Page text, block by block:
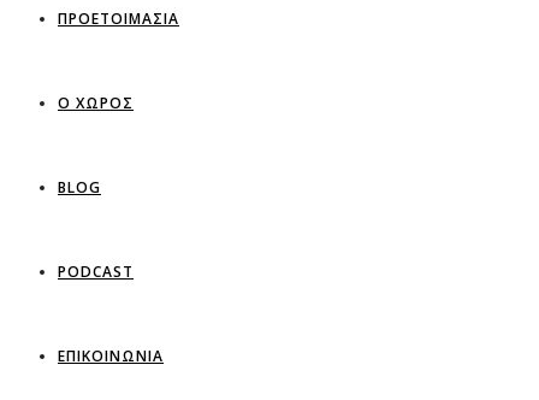
ΠΡΟΕΤΟΙΜΑΣΙΑ
Ο ΧΩΡΟΣ
BLOG
PODCAST
ΕΠΙΚΟΙΝΩΝΙΑ